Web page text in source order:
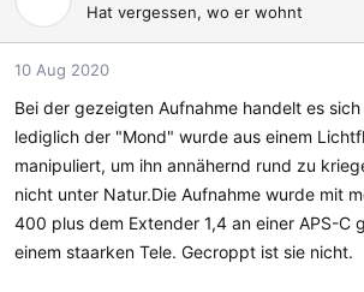
l
l
e
l
m
Hat vergessen, wo er wohnt
10 Aug 2020
Bei der gezeigten Aufnahme handelt es
lediglich der "Mond" wurde aus einem
manipuliert, um ihn annähernd rund zu
nicht unter Natur.Die Aufnahme wurde mit
400 plus dem Extender 1,4 an einer APS-C
einem staarken Tele. Gecroppt ist sie nicht.